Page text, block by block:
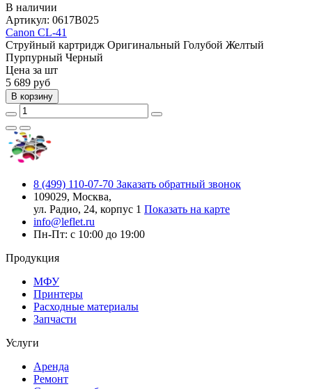
В наличии
Артикул: 0617B025
Canon CL-41
Струйный картридж Оригинальный Голубой Желтый
Пурпурный Черный
Цена за шт
5 689 руб
В корзину
8 (499) 110-07-70 Заказать обратный звонок
109029, Москва,
ул. Радио, 24, корпус 1 Показать на карте
info@leflet.ru
Пн-Пт: с 10:00 до 19:00
Продукция
МФУ
Принтеры
Расходные материалы
Запчасти
Услуги
Аренда
Ремонт